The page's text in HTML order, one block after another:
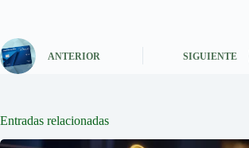
ANTERIOR SIGUIENTE
Entradas relacionadas